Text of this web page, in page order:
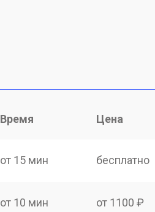
Время Цена
от 15 мин бесплатно
от 10 мин от 1100 ₽